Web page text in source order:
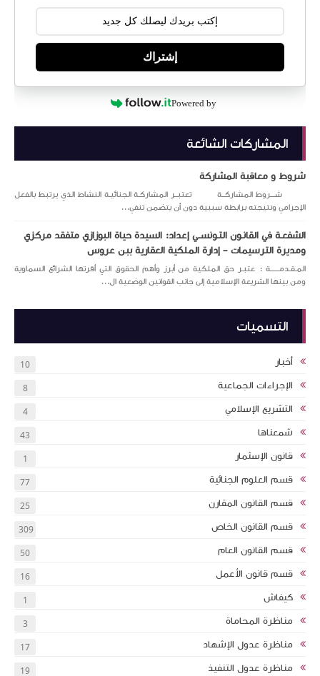
إشتراك
Powered by
المشاركات الشائعة
شروط و معاقبة المشاركة
شـــروط المشاركــة تعتبــر المشاركـة الجنائيـة النشاط الذي يرتبط بالفعل
الإجرامي ونتيجته برابطة سببية دون أن يتضمن تنفي...
الشفعـة في القانـون التـونســي إعداد: السيدة حياة البوزازي متفقد مركزي
ومديرة الترسيمات – إدارة الملكية العقارية ببن عروس
المـقـدمــــــة : عتبـر حق الملكية من أبرز وأهم الحقوق التي أقرتها الشرائع السماوية
ومن بينها الشريعة الإسلامية إلى جانب القوانين الوضعية ال...
التسميات
أخبار 10
الإجراءات الجماعية 8
التشريع الإسلامي 4
شمعناها 43
قانون الإسثمار 1
قسم العلوم الجنائية 77
قسم القانون المقارن 25
قسم القانون الخاص 309
قسم القانون العام 50
قسم قانون الأعمل 16
كيفاش 1
مناظرة المحاماة 3
مناظرة عدول الإشهاد 17
مناظرة عدول التنفيذ 19